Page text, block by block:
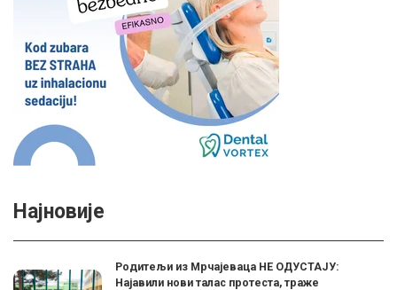
Најновије
Родитељи из Мрчајеваца НЕ ОДУСТАЈУ:
Најавили нови талас протеста, траже